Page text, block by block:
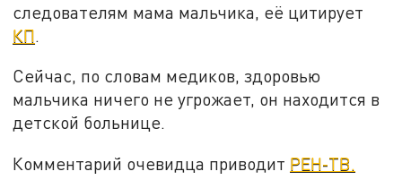
следователям мама мальчика, её цитирует
КП
Сейчас, по словам медиков, здоровью
мальчика ничего не угрожает, он находится в
детской больнице.
Комментарий очевидца приводит РЕН-ТВ.